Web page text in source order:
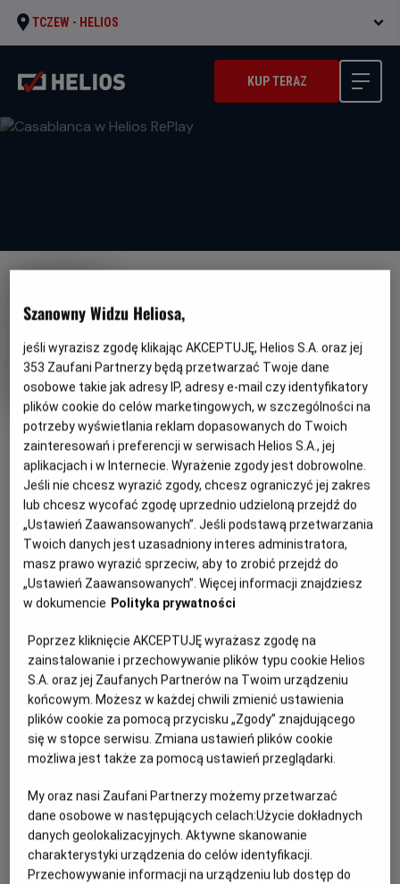
TCZEW - HELIOS
KUP TERAZ
OBSERWUJ
Casablanca w Helios RePlay
Gatunek
Dramat / Film- noir
Minimalny
wiek
Od 13 lat
Czas
trwania
118 min
REŻYSERIA
Michael Curtiz
SCENARIUSZ
Murray Burnett, Casey
Robinson
OBSADA
Humphrey Bogart, Ingrid Bergman, Paul Henreid, Claud Rains
WIĘCEJ SZCZEGÓŁÓW
OPIS WYDARZENIA
Casablanca: Łatwo do niej trafić, trudniej ją pokochać,
zwłaszcza jeśli twoje nazwisko figuruje na liście osób
poszukiwanych przez nazistów.
Na czele tej listy znajduje się przywódca czeskiego ruchu
oporu Victor Laszlo (Paul Henreid), którego jedyną nadzieją
jest Rick Blaine (Humphrey Bogart). Rick to cyniczny
Amerykanin, który nie ma zamiaru poświęcać się dla
nikogo... a już na pewno nie dla żony Victora, Ilsy (Ingrid
Bergman), byłej kochanki, która niegdyś złamała mu serce.
umożliwienie Victorowi bezpiecznego wyjazdu z kraju,
zgorzkniały Rick musi dokonać wyboru między własnym
szczęściem a dobrem tych, których życie wisi na włosku.
Wyróżniona trzema Oscarami®, w tym za najlepszy film,
Szanowny Widzu Heliosa,
jeśli wyrazisz zgodę klikając AKCEPTUJĘ, Helios S.A. oraz jej
353 Zaufani Partnerzy będą przetwarzać Twoje dane
osobowe takie jak adresy IP, adresy e-mail czy identyfikatory
plików cookie do celów marketingowych, w szczególności na
potrzeby wyświetlania reklam dopasowanych do Twoich
zainteresowań i preferencji w serwisach Helios S.A., jej
aplikacjach i w Internecie. Wyrażenie zgody jest dobrowolne.
Jeśli nie chcesz wyrazić zgody, chcesz ograniczyć jej zakres
lub chcesz wycofać zgodę uprzednio udzieloną przejdź do
„Ustawień Zaawansowanych”. Jeśli podstawą przetwarzania
Twoich danych jest uzasadniony interes administratora,
masz prawo wyrazić sprzeciw, aby to zrobić przejdź do
„Ustawień Zaawansowanych”. Więcej informacji znajdziesz
w dokumencie Polityka prywatności
Poprzez kliknięcie AKCEPTUJĘ wyrażasz zgodę na
zainstalowanie i przechowywanie plików typu cookie Helios
S.A. oraz jej Zaufanych Partnerów na Twoim urządzeniu
końcowym. Możesz w każdej chwili zmienić ustawienia
plików cookie za pomocą przycisku „Zgody” znajdującego
się w stopce serwisu. Zmiana ustawień plików cookie
możliwa jest także za pomocą ustawień przeglądarki.
My oraz nasi Zaufani Partnerzy możemy przetwarzać
dane osobowe w następujących celach:Użycie dokładnych
danych geolokalizacyjnych. Aktywne skanowanie
charakterystyki urządzenia do celów identyfikacji.
Przechowywanie informacji na urządzeniu lub dostęp do